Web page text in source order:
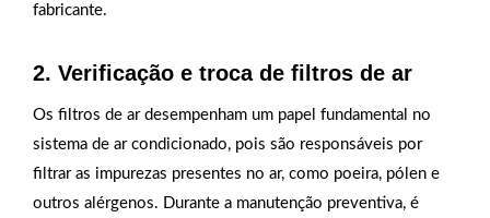
fabricante.
2. Verificação e troca de filtros de ar
Os filtros de ar desempenham um papel fundamental no
sistema de ar condicionado, pois são responsáveis por
filtrar as impurezas presentes no ar, como poeira, pólen e
outros alérgenos. Durante a manutenção preventiva, é